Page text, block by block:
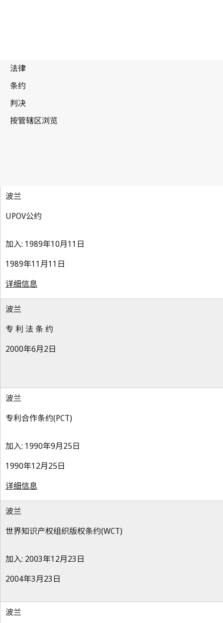
波兰
UPOV公约
加入: 1989年10月11日
1989年11月11日
详细信息
波兰
专 利 法 条 约
2000年6月2日
波兰
专利合作条约(PCT)
加入: 1990年9月25日
1990年12月25日
详细信息
波兰
世界知识产权组织版权条约(WCT)
加入: 2003年12月23日
2004年3月23日
波兰